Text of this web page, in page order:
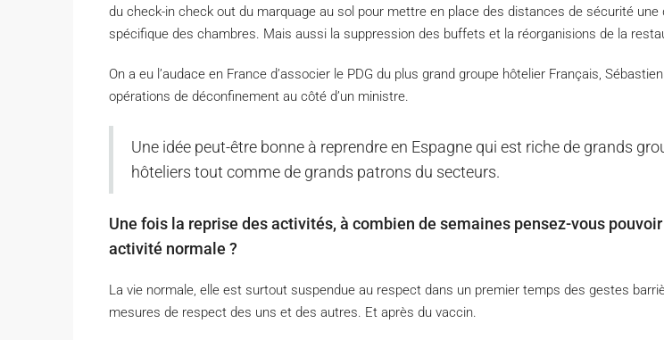
du check-in check out du marquage au sol pour mettre en place des distances de sécurité une
spécifique des chambres. Mais aussi la suppression des buffets et la réorganisions de la
On a eu l’audace en France d’associer le PDG du plus grand groupe hôtelier Français,
opérations de déconfinement au côté d’un ministre.
Une idée peut-être bonne à reprendre en Espagne qui est riche de grands
hôteliers tout comme de grands patrons du secteurs.
Une fois la reprise des activités, à combien de semaines pensez-vous
activité normale ?
La vie normale, elle est surtout suspendue au respect dans un premier temps des gestes
mesures de respect des uns et des autres. Et après du vaccin.